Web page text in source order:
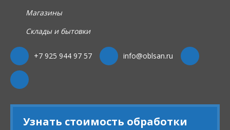
Магазины
Склады и бытовки
+7 925 944 97 57 info@oblsan.ru
Узнать стоимость обработки